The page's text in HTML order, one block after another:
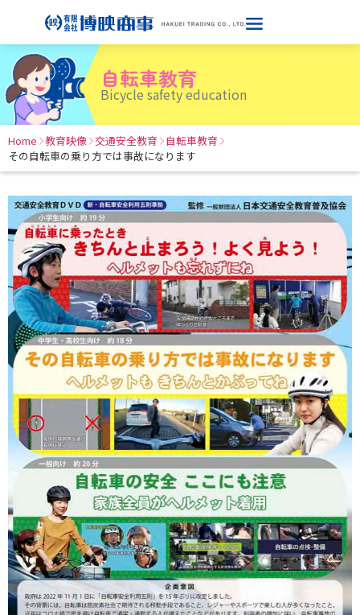
自転車教育
Bicycle safety education
Home 教育映像 交通安全教育
自転車教育
その自転車の乗り方では事故になります